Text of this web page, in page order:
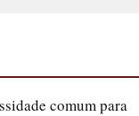
comum para